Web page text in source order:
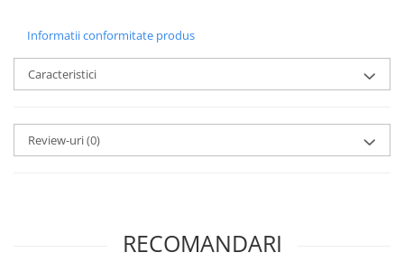
Informatii conformitate produs
Caracteristici
Review-uri(0)
RECOMANDARI